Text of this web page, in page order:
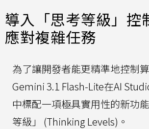
導入「思考等級」控
應對複雜任務
為了讓開發者能更精準地控制
Gemini 3.1 Flash-Lite在AI
中標配一項極具實用性的新
等級」 (Thinking Levels)。